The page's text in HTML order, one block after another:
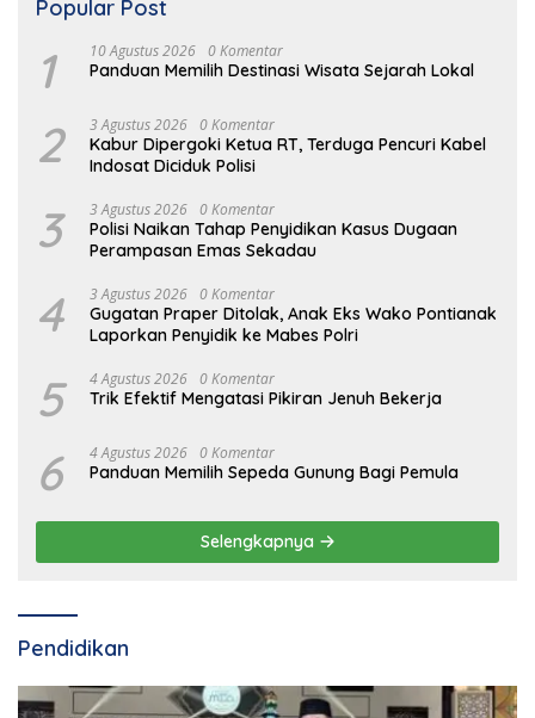
Popular Post
1 10 Agustus 2026 0 Komentar
Panduan Memilih Destinasi Wisata Sejarah Lokal
2 3 Agustus 2026 0 Komentar
Kabur Dipergoki Ketua RT, Terduga Pencuri Kabel
Indosat Diciduk Polisi
3 3 Agustus 2026 0 Komentar
Polisi Naikan Tahap Penyidikan Kasus Dugaan
Perampasan Emas Sekadau
4 3 Agustus 2026 0 Komentar
Gugatan Praper Ditolak, Anak Eks Wako Pontianak
Laporkan Penyidik ke Mabes Polri
5 4 Agustus 2026 0 Komentar
Trik Efektif Mengatasi Pikiran Jenuh Bekerja
6 4 Agustus 2026 0 Komentar
Panduan Memilih Sepeda Gunung Bagi Pemula
Selengkapnya
Pendidikan